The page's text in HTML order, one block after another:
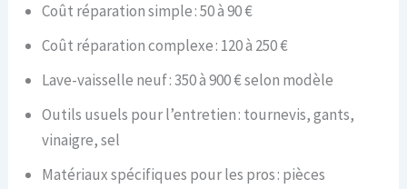
Coût réparation simple : 50 à 90 €
Coût réparation complexe : 120 à 250 €
Lave-vaisselle neuf : 350 à 900 € selon modèle
Outils usuels pour l’entretien : tournevis, gants,
vinaigre, sel
Matériaux spécifiques pour les pros : pièces